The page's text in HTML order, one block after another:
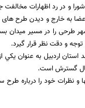
و در رد اظهارات مخالفت
به خارج و دیدن طرح
طرحی را در مسیر میدان
و دقت نظر قرار گیرد.
اردبيل به عنوان يكي
حال گسترش است.
و نظرات خود را درباره